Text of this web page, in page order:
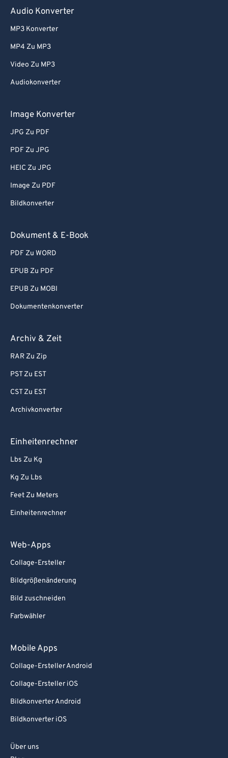
Audio Konverter
MP3 Konverter
MP4 Zu MP3
Video Zu MP3
Audiokonverter
Image Konverter
JPG Zu PDF
PDF Zu JPG
HEIC Zu JPG
Image Zu PDF
Bildkonverter
Dokument & E-Book
PDF Zu WORD
EPUB Zu PDF
EPUB Zu MOBI
Dokumentenkonverter
Archiv & Zeit
RAR Zu Zip
PST Zu EST
CST Zu EST
Archivkonverter
Einheitenrechner
Lbs Zu Kg
Kg Zu Lbs
Feet Zu Meters
Einheitenrechner
Web-Apps
Collage-Ersteller
Bildgrößenänderung
Bild zuschneiden
Farbwähler
Mobile Apps
Collage-Ersteller Android
Collage-Ersteller iOS
Bildkonverter Android
Bildkonverter iOS
Über uns